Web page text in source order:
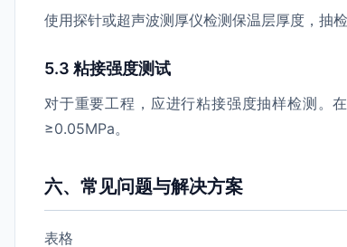
使用探针或超声波测厚仪检测保温层厚度，抽
5.3 粘接强度测试
对于重要工程，应进行粘接强度抽样检测。
≥0.05MPa。
六、常见问题与解决方案
表格